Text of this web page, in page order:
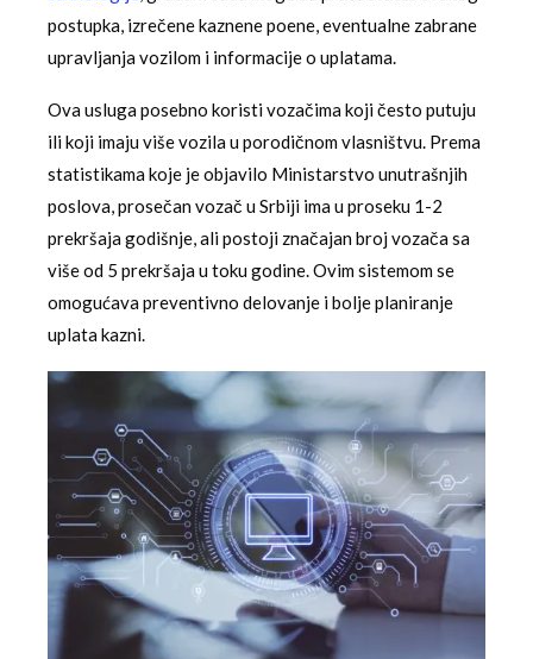
postupka, izrečene kaznene poene, eventualne zabrane
upravljanja vozilom i informacije o uplatama.
Ova usluga posebno koristi vozačima koji često putuju
ili koji imaju više vozila u porodičnom vlasništvu. Prema
statistikama koje je objavilo Ministarstvo unutrašnjih
poslova, prosečan vozač u Srbiji ima u proseku 1-2
prekršaja godišnje, ali postoji značajan broj vozača sa
više od 5 prekršaja u toku godine. Ovim sistemom se
omogućava preventivno delovanje i bolje planiranje
uplata kazni.